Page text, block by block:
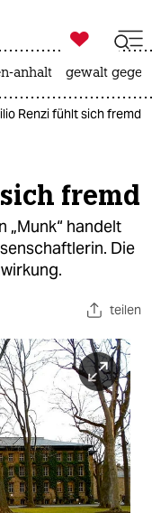

taz zahl ich
anhalt gewalt
Renzi fühlt sich fremd
fremd
„Munk“ handelt
Die
teilen